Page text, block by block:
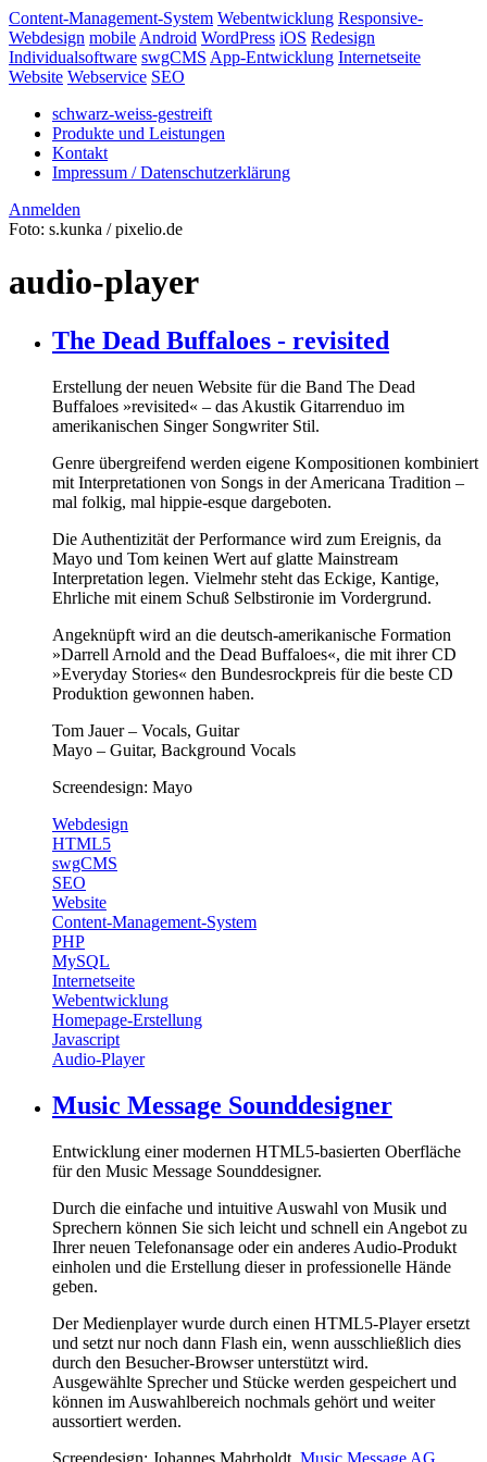
Content-Management-System Webentwicklung Responsive-
Webdesign mobile Android WordPress iOS Redesign
Individualsoftware swgCMS App-Entwicklung Internetseite
Website Webservice SEO
schwarz-weiss-gestreift
Produkte und Leistungen
Kontakt
Impressum / Datenschutzerklärung
Anmelden
Foto: s.kunka / pixelio.de
audio-player
The Dead Buffaloes - revisited
Erstellung der neuen Website für die Band The Dead
Buffaloes »revisited« – das Akustik Gitarrenduo im
amerikanischen Singer Songwriter Stil.
Genre übergreifend werden eigene Kompositionen kombiniert
mit Interpretationen von Songs in der Americana Tradition –
mal folkig, mal hippie-esque dargeboten.
Die Authentizität der Performance wird zum Ereignis, da
Mayo und Tom keinen Wert auf glatte Mainstream
Interpretation legen. Vielmehr steht das Eckige, Kantige,
Ehrliche mit einem Schuß Selbstironie im Vordergrund.
Angeknüpft wird an die deutsch-amerikanische Formation
»Darrell Arnold and the Dead Buffaloes«, die mit ihrer CD
»Everyday Stories« den Bundesrockpreis für die beste CD
Produktion gewonnen haben.
Tom Jauer – Vocals, Guitar
Mayo – Guitar, Background Vocals
Screendesign: Mayo
Webdesign
HTML5
swgCMS
SEO
Website
Content-Management-System
PHP
MySQL
Internetseite
Webentwicklung
Homepage-Erstellung
Javascript
Audio-Player
Music Message Sounddesigner
Entwicklung einer modernen HTML5-basierten Oberfläche
für den Music Message Sounddesigner.
Durch die einfache und intuitive Auswahl von Musik und
Sprechern können Sie sich leicht und schnell ein Angebot zu
Ihrer neuen Telefonansage oder ein anderes Audio-Produkt
einholen und die Erstellung dieser in professionelle Hände
geben.
Der Medienplayer wurde durch einen HTML5-Player ersetzt
und setzt nur noch dann Flash ein, wenn ausschließlich dies
durch den Besucher-Browser unterstützt wird.
Ausgewählte Sprecher und Stücke werden gespeichert und
können im Auswahlbereich nochmals gehört und weiter
aussortiert werden.
Screendesign: Johannes Mahrholdt, Music Message AG